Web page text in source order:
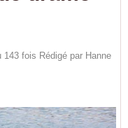
143 fois Rédigé par Hanne